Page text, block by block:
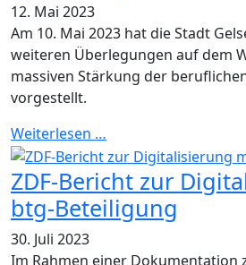
12. Mai 2023
Am 10. Mai 2023 hat die Stadt
weiteren Überlegungen auf dem
massiven Stärkung der
vorgestellt.
Weiterlesen …
ZDF-Bericht zur
btg-Beteiligung
30. Juli 2023
Im Rahmen einer Dokumentation